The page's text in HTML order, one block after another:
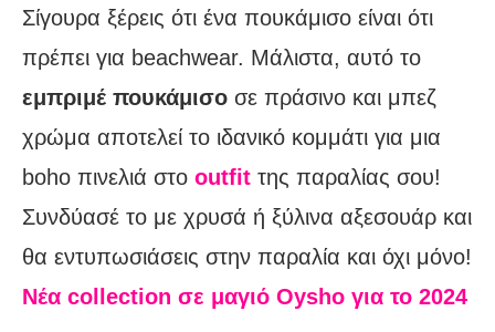
Σίγουρα ξέρεις ότι ένα πουκάμισο είναι ότι
πρέπει για beachwear. Μάλιστα, αυτό το
εμπριμέ πουκάμισο σε πράσινο και μπεζ
χρώμα αποτελεί το ιδανικό κομμάτι για μια
boho πινελιά στο outfit της παραλίας σου!
Συνδύασέ το με χρυσά ή ξύλινα αξεσουάρ και
θα εντυπωσιάσεις στην παραλία και όχι μόνο!
Νέα collection σε μαγιό Oysho για το 2024